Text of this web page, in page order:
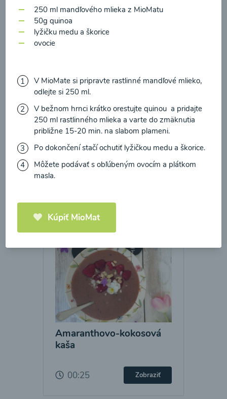
Brokolicové cappuccino
Načítať ďalšie
Amaranthovo-kokosová
kaša
00:25 Zobraziť
250 ml mandľového mlieka z MioMatu
50g quinoa
lyžičku medu a škorice
ovocie
V MioMate si pripravte rastlinné mandľové mlieko,
odlejte si 250 ml.
V bežnom hrnci krátko orestujte quinou a pridajte
250 ml rastlinného mlieka a varte do zmäknutia
približne 15-20 min. na slabom plameni.
Po dokončení stačí ochutiť lyžičkou medu a škorice.
Môžete podávať s obľúbeným ovocím a plátkom
masla.
Kúpiť MioMat
prečítal(a)informácie o Ochrane osobných
údajova súhlasím s nimi.